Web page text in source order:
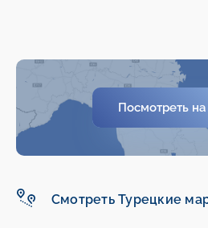
Посмотреть на
Смотреть Турецкие